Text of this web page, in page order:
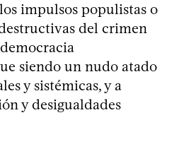
impulsos populistas o
del crimen
siendo un nudo atado
y sistémicas, y a
y desigualdades